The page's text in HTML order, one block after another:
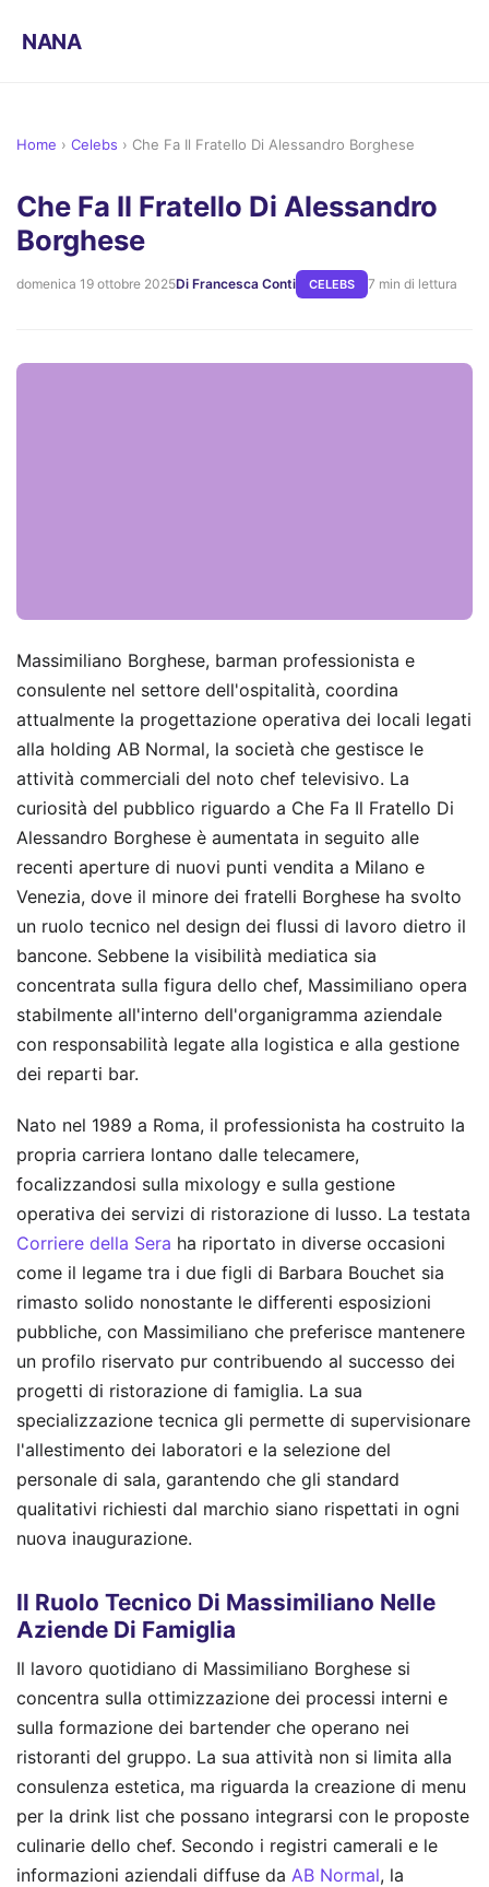
NANA
Home › Celebs › Che Fa Il Fratello Di Alessandro Borghese
Che Fa Il Fratello Di Alessandro
Borghese
domenica 19 ottobre 2025Di Francesca Conti CELEBS 7 min di lettura
Massimiliano Borghese, barman professionista e
consulente nel settore dell'ospitalità, coordina
attualmente la progettazione operativa dei locali legati
alla holding AB Normal, la società che gestisce le
attività commerciali del noto chef televisivo. La
curiosità del pubblico riguardo a Che Fa Il Fratello Di
Alessandro Borghese è aumentata in seguito alle
recenti aperture di nuovi punti vendita a Milano e
Venezia, dove il minore dei fratelli Borghese ha svolto
un ruolo tecnico nel design dei flussi di lavoro dietro il
bancone. Sebbene la visibilità mediatica sia
concentrata sulla figura dello chef, Massimiliano opera
stabilmente all'interno dell'organigramma aziendale
con responsabilità legate alla logistica e alla gestione
dei reparti bar.
Nato nel 1989 a Roma, il professionista ha costruito la
propria carriera lontano dalle telecamere,
focalizzandosi sulla mixology e sulla gestione
operativa dei servizi di ristorazione di lusso. La testata
Corriere della Sera ha riportato in diverse occasioni
come il legame tra i due figli di Barbara Bouchet sia
rimasto solido nonostante le differenti esposizioni
pubbliche, con Massimiliano che preferisce mantenere
un profilo riservato pur contribuendo al successo dei
progetti di ristorazione di famiglia. La sua
specializzazione tecnica gli permette di supervisionare
l'allestimento dei laboratori e la selezione del
personale di sala, garantendo che gli standard
qualitativi richiesti dal marchio siano rispettati in ogni
nuova inaugurazione.
Il Ruolo Tecnico Di Massimiliano Nelle
Aziende Di Famiglia
Il lavoro quotidiano di Massimiliano Borghese si
concentra sulla ottimizzazione dei processi interni e
sulla formazione dei bartender che operano nei
ristoranti del gruppo. La sua attività non si limita alla
consulenza estetica, ma riguarda la creazione di menu
per la drink list che possano integrarsi con le proposte
culinarie dello chef. Secondo i registri camerali e le
informazioni aziendali diffuse da AB Normal, la